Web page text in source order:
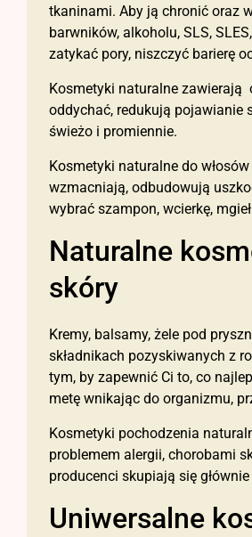
tkaninami. Aby ją chronić oraz
barwników, alkoholu, SLS,
zatykać pory, niszczyć barierę
Kosmetyki naturalne zawierają
oddychać, redukują pojawianie
świeżo i promiennie.
Kosmetyki naturalne do
wzmacniają, odbudowują
wybrać szampon, wcierkę,
Naturalne
skóry
Kremy, balsamy, żele pod
składnikach pozyskiwanych z
tym, by zapewnić Ci to, co
metę wnikając do organizmu,
Kosmetyki pochodzenia
problemem alergii, chorobami
producenci skupiają się
Uniwersalne